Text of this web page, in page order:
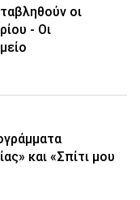
οι
- Οι
και «Σπίτι μου